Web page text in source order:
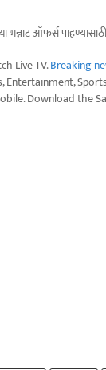
भन्नाट ऑफर्स
Live TV.Breaking
Entertainment,
Download the